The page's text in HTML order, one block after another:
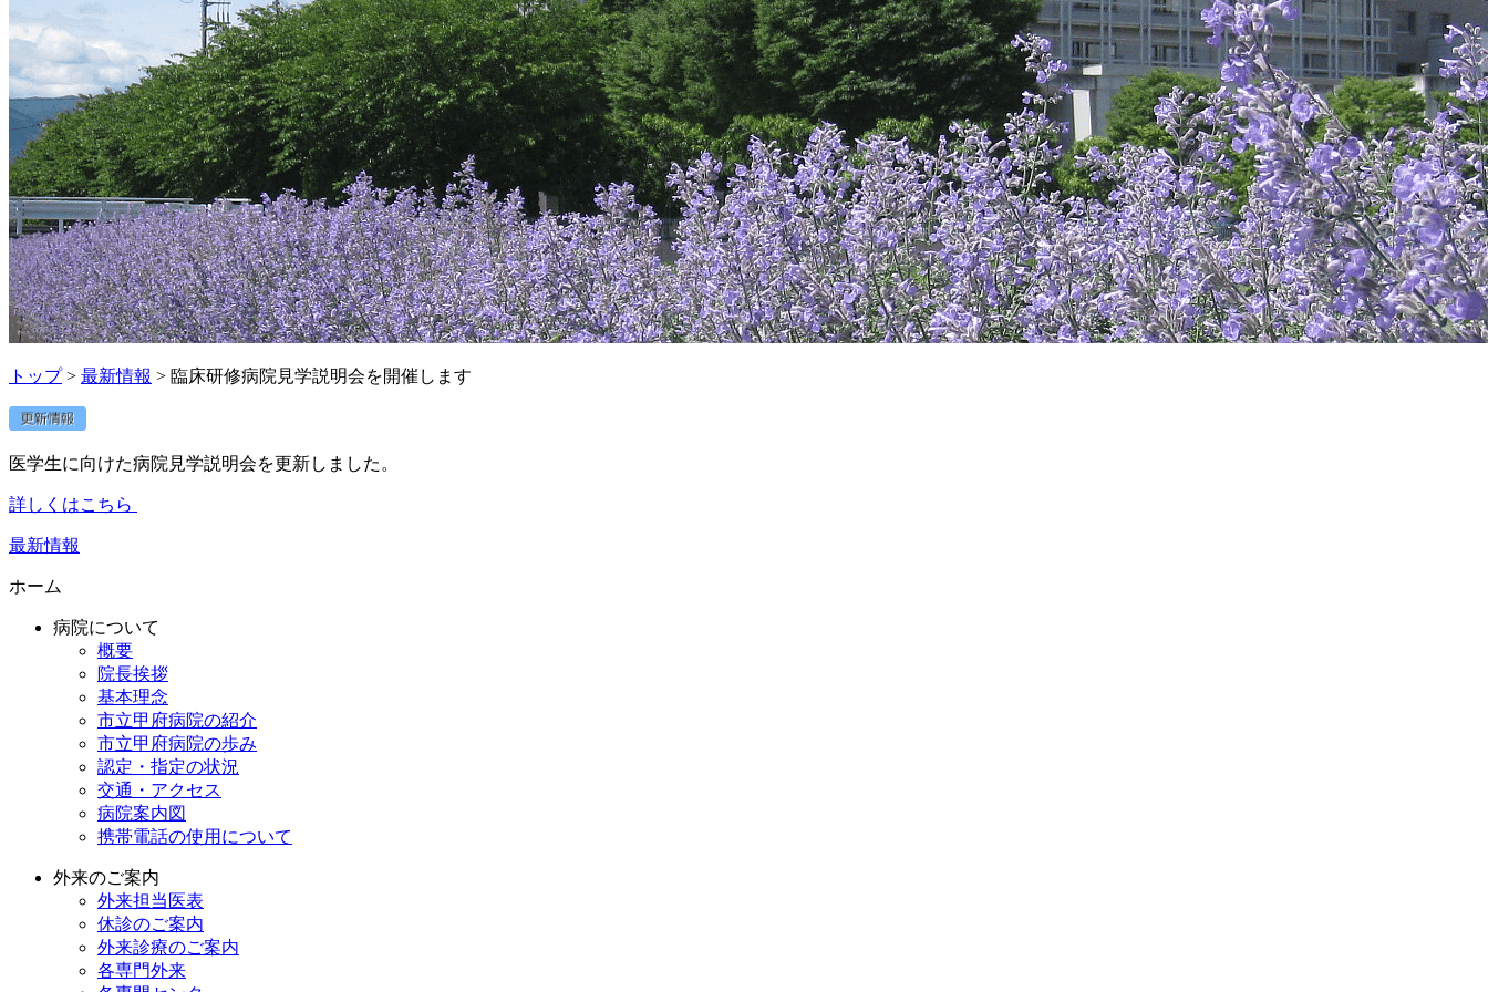
トップ> 最新情報 > 臨床研修病院見学説明会を開催します
医学生に向けた病院見学説明会を更新しました。
詳しくはこちら
最新情報
ホーム
病院について
概要
院長挨拶
基本理念
市立甲府病院の紹介
市立甲府病院の歩み
認定・指定の状況
交通・アクセス
病院案内図
携帯電話の使用について
外来のご案内
外来担当医表
休診のご案内
外来診療のご案内
各専門外来